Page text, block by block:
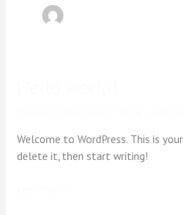
Welcome to WordPress. This is
delete it, then start writing!